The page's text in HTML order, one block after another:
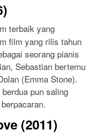
terbaik yang
film yang rilis tahun
seorang pianis
Sebastian bertemu
(Emma Stone).
pun saling
(2011)